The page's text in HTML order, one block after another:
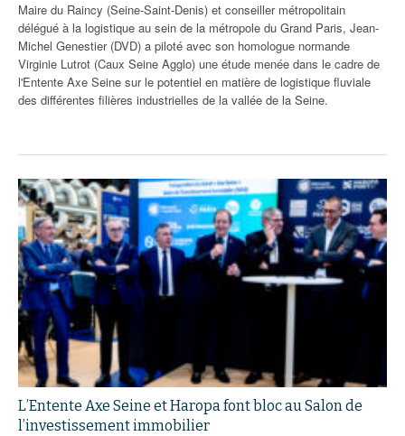
Maire du Raincy (Seine-Saint-Denis) et conseiller métropolitain
délégué à la logistique au sein de la métropole du Grand Paris, Jean-
Michel Genestier (DVD) a piloté avec son homologue normande
Virginie Lutrot (Caux Seine Agglo) une étude menée dans le cadre de
l'Entente Axe Seine sur le potentiel en matière de logistique fluviale
des différentes filières industrielles de la vallée de la Seine.
L’Entente Axe Seine et Haropa font bloc au Salon de
l’investissement immobilier